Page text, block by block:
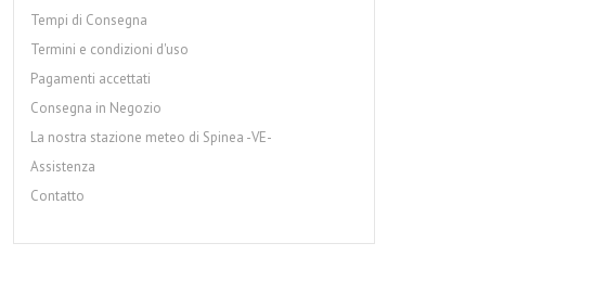
Tempi di Consegna
Termini e condizioni d'uso
Pagamenti accettati
Consegna in Negozio
La nostra stazione meteo di Spinea -VE-
Assistenza
Contatto